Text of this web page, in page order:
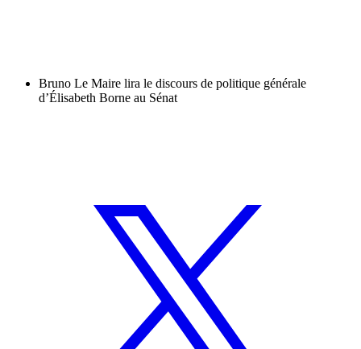
Bruno Le Maire lira le discours de politique générale
d’Élisabeth Borne au Sénat